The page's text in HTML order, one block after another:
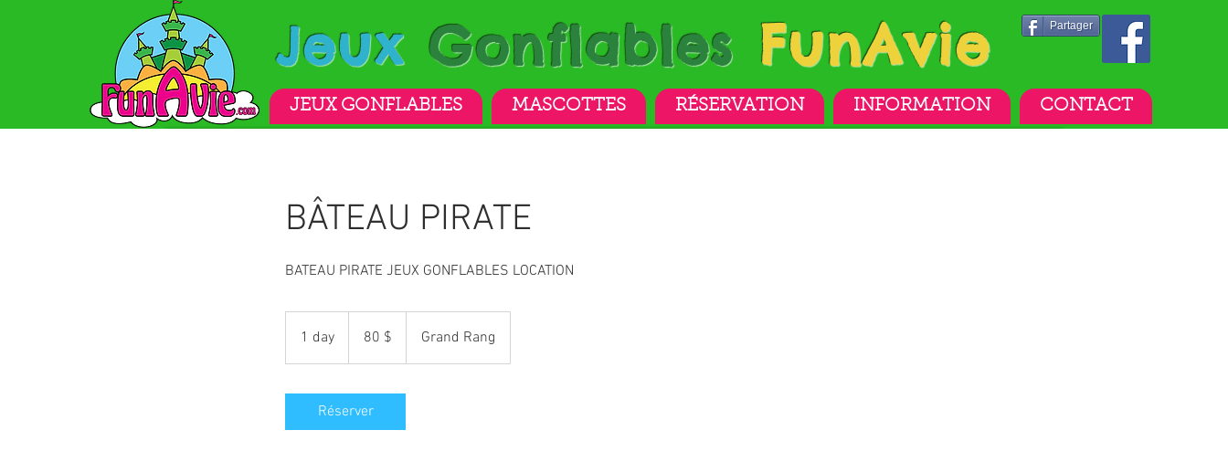
JEUX GONFLABLES MASCOTTES RÉSERVATION INFORMATION CONTACT
JeuxGonflables FunAvie Partager
BÂTEAU PIRATE
BATEAU PIRATE JEUX GONFLABLES LOCATION
1 day
d
80 $ Grand Rang
Réserver